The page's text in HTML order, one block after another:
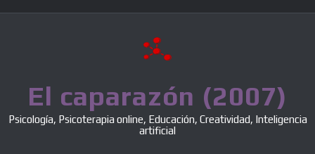
El caparazón (2007)
Psicología, Psicoterapia online, Educación, Creatividad, Inteligencia
artificial